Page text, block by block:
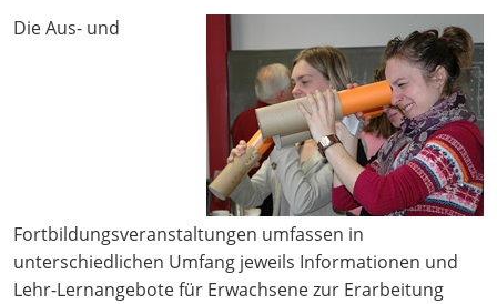
Die Aus- und
Fortbildungsveranstaltungen umfassen in
unterschiedlichen Umfang jeweils Informationen und
Lehr-Lernangebote für Erwachsene zur Erarbeitung